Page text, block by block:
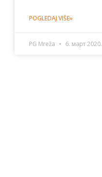
POGLEDAJ VIŠE»
PG Mreža 6. март 2020.